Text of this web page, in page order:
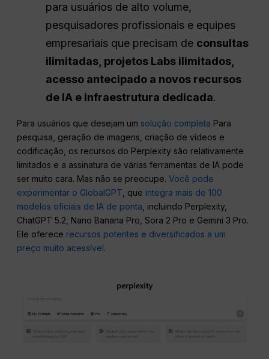
para usuários de alto volume,
pesquisadores profissionais e equipes
empresariais que precisam de consultas
ilimitadas, projetos Labs ilimitados,
acesso antecipado a novos recursos
de IA e infraestrutura dedicada.
Para usuários que desejam um solução completa Para
pesquisa, geração de imagens, criação de vídeos e
codificação, os recursos do Perplexity são relativamente
limitados e a assinatura de várias ferramentas de IA pode
ser muito cara. Mas não se preocupe.Você pode
experimentar o GlobalGPT , que integra mais de 100
modelos oficiais de IA de ponta , incluindo Perplexity,
ChatGPT 5.2, Nano Banana Pro, Sora 2 Pro e Gemini 3 Pro.
Ele oferece recursos potentes e diversificados a um
preço muito acessível.